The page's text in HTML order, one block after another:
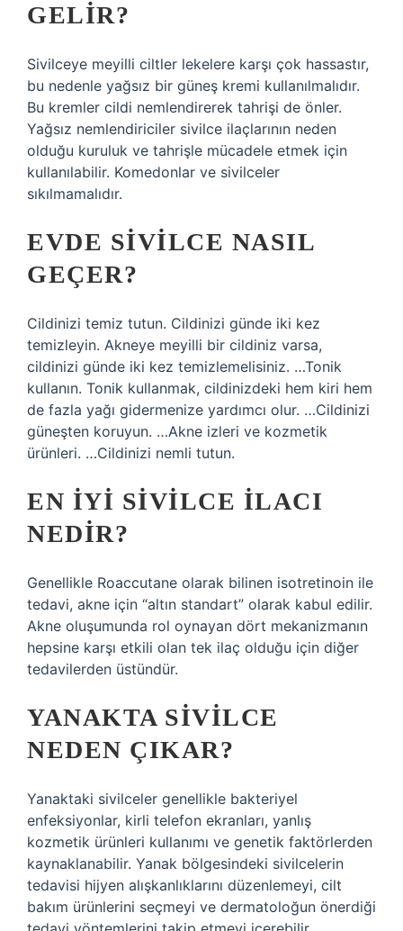
GELIR?
Sivilceye meyilli ciltler lekelere karşı çok hassastır,
bu nedenle yağsız bir güneş kremi kullanılmalıdır.
Bu kremler cildi nemlendirerek tahrişi de önler.
Yağsız nemlendiriciler sivilce ilaçlarının neden
olduğu kuruluk ve tahrişle mücadele etmek için
kullanılabilir. Komedonlar ve sivilceler
sıkılmamalıdır.
EVDE SIVILCE NASIL
GEÇER?
Cildinizi temiz tutun. Cildinizi günde iki kez
temizleyin. Akneye meyilli bir cildiniz varsa,
cildinizi günde iki kez temizlemelisiniz. …Tonik
kullanın. Tonik kullanmak, cildinizdeki hem kiri hem
de fazla yağı gidermenize yardımcı olur. …Cildinizi
güneşten koruyun. …Akne izleri ve kozmetik
ürünleri. …Cildinizi nemli tutun.
EN IYI SIVILCE ILACI
NEDIR?
Genellikle Roaccutane olarak bilinen isotretinoin ile
tedavi, akne için “altın standart” olarak kabul edilir.
Akne oluşumunda rol oynayan dört mekanizmanın
hepsine karşı etkili olan tek ilaç olduğu için diğer
tedavilerden üstündür.
YANAKTA SIVILCE
NEDEN ÇIKAR?
Yanaktaki sivilceler genellikle bakteriyel
enfeksiyonlar, kirli telefon ekranları, yanlış
kozmetik ürünleri kullanımı ve genetik faktörlerden
kaynaklanabilir. Yanak bölgesindeki sivilcelerin
tedavisi hijyen alışkanlıklarını düzenlemeyi, cilt
bakım ürünlerini seçmeyi ve dermatoloğun önerdiği